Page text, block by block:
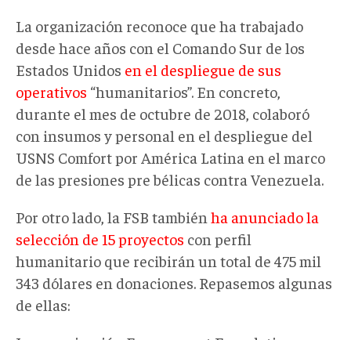
La organización reconoce que ha trabajado
desde hace años con el Comando Sur de los
Estados Unidos en el despliegue de sus
operativos “humanitarios”. En concreto,
durante el mes de octubre de 2018, colaboró
con insumos y personal en el despliegue del
USNS Comfort por América Latina en el marco
de las presiones pre bélicas contra Venezuela.
Por otro lado, la FSB también ha anunciado la
selección de 15 proyectos con perfil
humanitario que recibirán un total de 475 mil
343 dólares en donaciones. Repasemos algunas
de ellas: